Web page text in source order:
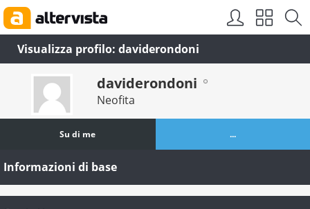
Visualizza profilo: daviderondoni
daviderondoni
Neofita
Su di me ...
Informazioni di base